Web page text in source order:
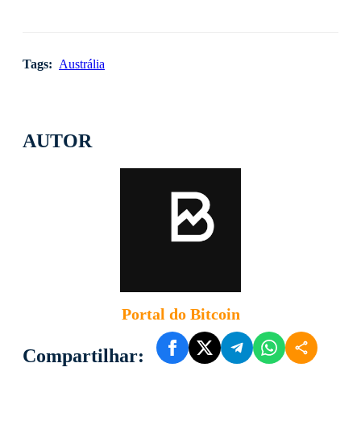
AUTOR
Portal do Bitcoin
Compartilhar:
Tags: Austrália